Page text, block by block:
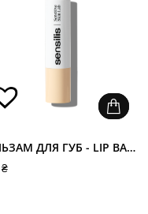
БАЛЬЗАМ ДЛЯ ГУБ - LIP BALM
₴